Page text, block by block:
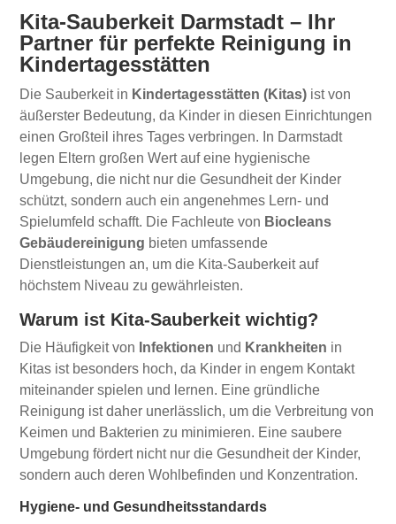
Kita-Sauberkeit Darmstadt – Ihr
Partner für perfekte Reinigung in
Kindertagesstätten
Die Sauberkeit in Kindertagesstätten (Kitas) ist von
äußerster Bedeutung, da Kinder in diesen Einrichtungen
einen Großteil ihres Tages verbringen. In Darmstadt
legen Eltern großen Wert auf eine hygienische
Umgebung, die nicht nur die Gesundheit der Kinder
schützt, sondern auch ein angenehmes Lern- und
Spielumfeld schafft. Die Fachleute von Biocleans
Gebäudereinigung bieten umfassende
Dienstleistungen an, um die Kita-Sauberkeit auf
höchstem Niveau zu gewährleisten.
Warum ist Kita-Sauberkeit wichtig?
Die Häufigkeit von Infektionen und Krankheiten in
Kitas ist besonders hoch, da Kinder in engem Kontakt
miteinander spielen und lernen. Eine gründliche
Reinigung ist daher unerlässlich, um die Verbreitung von
Keimen und Bakterien zu minimieren. Eine saubere
Umgebung fördert nicht nur die Gesundheit der Kinder,
sondern auch deren Wohlbefinden und Konzentration.
Hygiene- und Gesundheitsstandards